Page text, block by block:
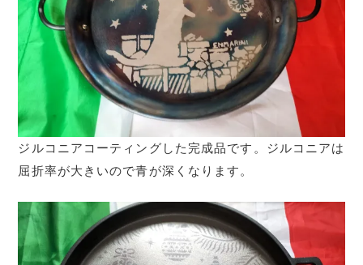
ジルコニアコーティングした完成品です。ジルコニアは
屈折率が大きいので青が深くなります。